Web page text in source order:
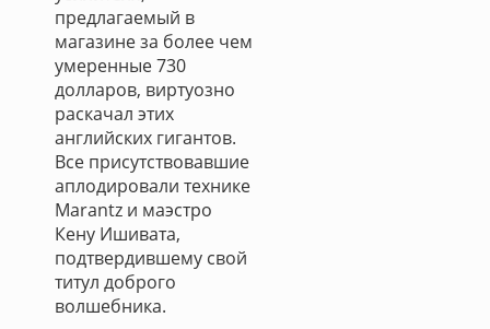
предлагаемый в
магазине за более чем
умеренные 730
долларов, виртуозно
раскачал этих
английских гигантов.
Все присутствовавшие
аплодировали технике
Marantz и маэстро
Кену Ишивата,
подтвердившему свой
титул доброго
волшебника.